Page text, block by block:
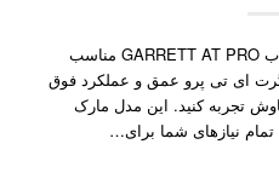
فلزیاب GARRETT AT PRO فلزیاب GARRETT AT PRO مناسب
ای تی پرو عمق و عملکرد فوق
تجربه کنید. این مدل مارک
نیازهای شما برای…